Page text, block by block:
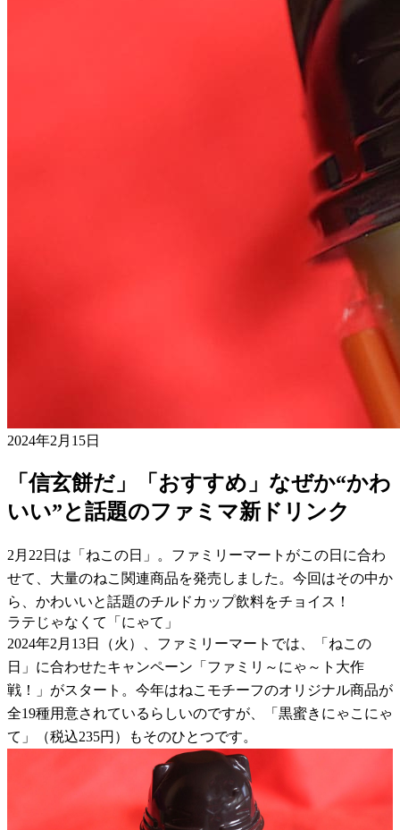
2024年2月15日
「信玄餅だ」「おすすめ」なぜか“かわ
いい”と話題のファミマ新ドリンク
2月22日は「ねこの日」。ファミリーマートがこの日に合わ
せて、大量のねこ関連商品を発売しました。今回はその中か
ら、かわいいと話題のチルドカップ飲料をチョイス！
ラテじゃなくて「にゃて」
2024年2月13日（火）、ファミリーマートでは、「ねこの
日」に合わせたキャンペーン「ファミリ～にゃ～ト大作
戦！」がスタート。今年はねこモチーフのオリジナル商品が
全19種用意されているらしいのですが、「黒蜜きにゃこにゃ
て」（税込235円）もそのひとつです。